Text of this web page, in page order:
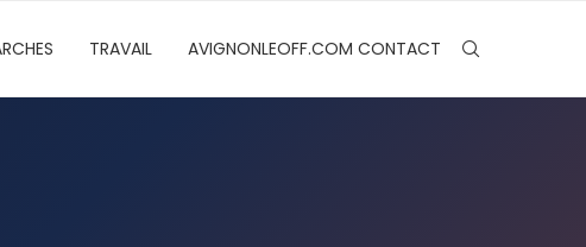
TRAVAIL AVIGNONLEOFF.COM CONTACT